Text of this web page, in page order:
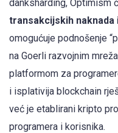
danksharding, Optimism
transakcijskih
omogućuje podnošenje
na Goerli razvojnim
platformom za
i isplativija blockchain
već je etablirani kripto
programera i korisnika.